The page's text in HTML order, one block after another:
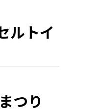
ルトイ
つり